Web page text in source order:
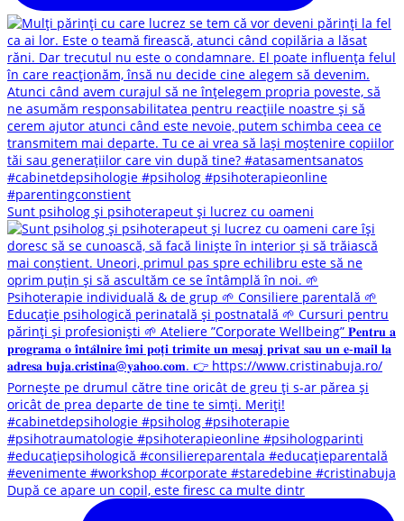
Sunt psiholog și psihoterapeut și lucrez cu oameni
După ce apare un copil, este firesc ca multe dintr